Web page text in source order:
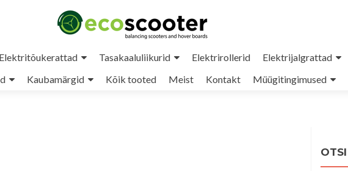
Elektritõukerattad Tasakaaluliikurid Elektrirollerid Elektrijalgrattad
Kaubamärgid Kõik tooted Meist Kontakt Müügitingimused
OTSI